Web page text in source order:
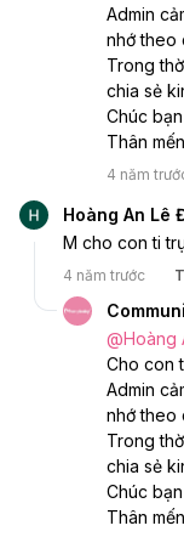
Admin
nhớ theo
Trong
chia sẻ
Chúc
Thân mến,
4 năm
Hoàng An Lê
M cho con ti
4 năm trước
@Hoàng
Cho con
Admin
nhớ theo
Trong
chia sẻ
Chúc
Thân mến,